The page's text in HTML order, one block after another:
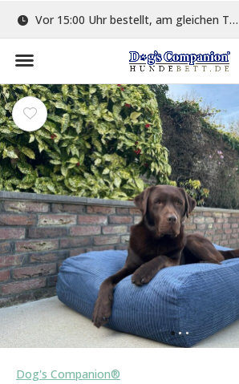
Vor 15:00 Uhr bestellt, am gleichen Tag versand
Dog's Companion®